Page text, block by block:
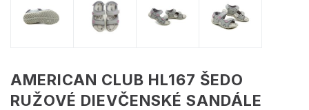
AMERICAN CLUB HL167 ŠEDO
RUŽOVÉ DIEVČENSKÉ SANDÁLE